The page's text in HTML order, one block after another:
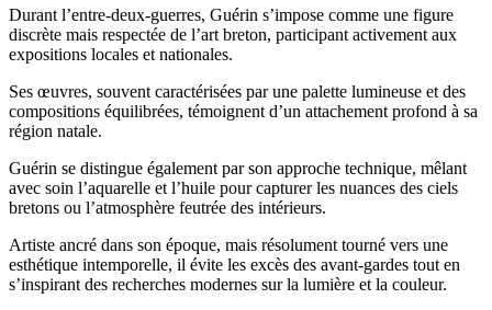
Durant l’entre-deux-guerres, Guérin s’impose comme une figure
discrète mais respectée de l’art breton, participant activement aux
expositions locales et nationales.
Ses œuvres, souvent caractérisées par une palette lumineuse et des
compositions équilibrées, témoignent d’un attachement profond à sa
région natale.
Guérin se distingue également par son approche technique, mêlant
avec soin l’aquarelle et l’huile pour capturer les nuances des ciels
bretons ou l’atmosphère feutrée des intérieurs.
Artiste ancré dans son époque, mais résolument tourné vers une
esthétique intemporelle, il évite les excès des avant-gardes tout en
s’inspirant des recherches modernes sur la lumière et la couleur.